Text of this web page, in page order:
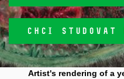
CHCI STUDOVAT
Artist's rendering of a